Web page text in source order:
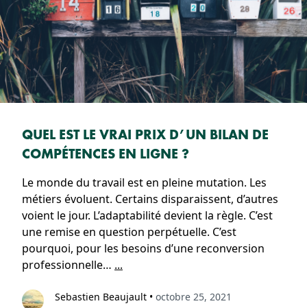
QUEL EST LE VRAI PRIX D’UN BILAN DE
COMPÉTENCES EN LIGNE ?
Le monde du travail est en pleine mutation. Les
métiers évoluent. Certains disparaissent, d’autres
voient le jour. L’adaptabilité devient la règle. C’est
une remise en question perpétuelle. C’est
pourquoi, pour les besoins d’une reconversion
professionnelle… ...
Sebastien Beaujault • octobre 25, 2021